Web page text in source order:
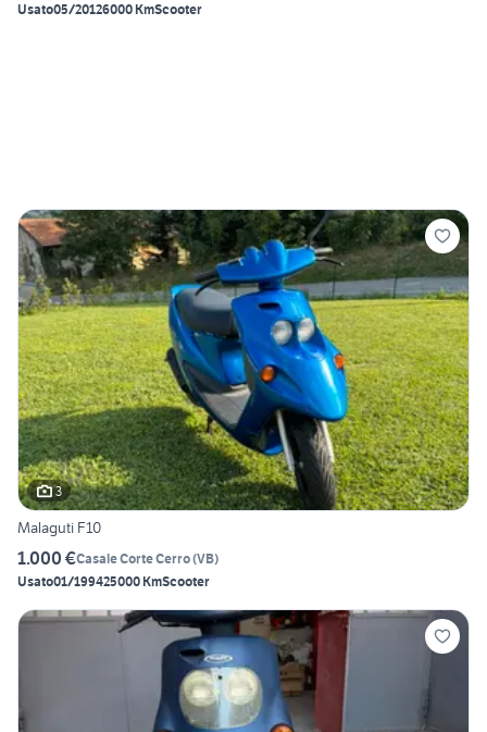
Usato05/20126000 KmScooter
3
Malaguti F10
1.000 €Casale Corte Cerro(VB)
Usato01/199425000 KmScooter